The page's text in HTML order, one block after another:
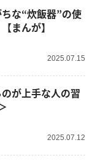
な“炊飯器”の使
まんが】
2025.07.15
が上手な人の習
2025.07.12